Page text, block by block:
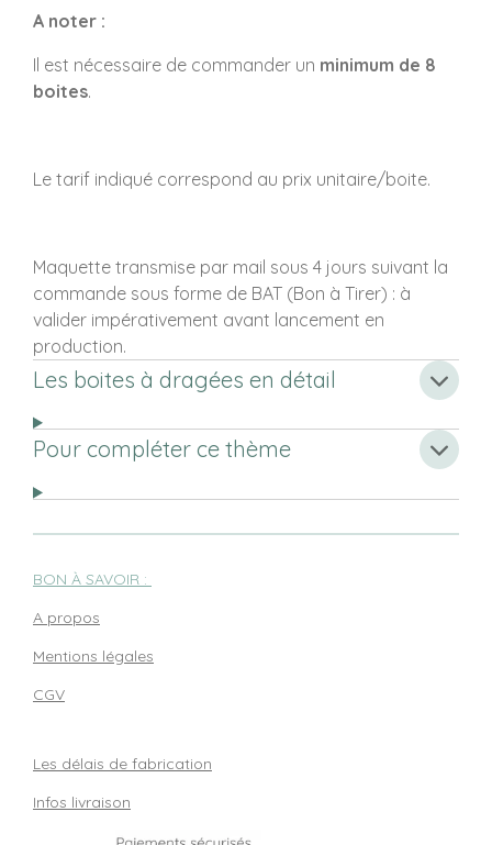
A noter :
Il est nécessaire de commander un minimum de 8
boites.
Le tarif indiqué correspond au prix unitaire/boite.
Maquette transmise par mail sous 4 jours suivant la
commande sous forme de BAT (Bon à Tirer) : à
valider impérativement avant lancement en
production.
Les boites à dragées en détail
Pour compléter ce thème
BON À SAVOIR :
A propos
Mentions légales
CGV
Les délais de fabrication
Infos livraison